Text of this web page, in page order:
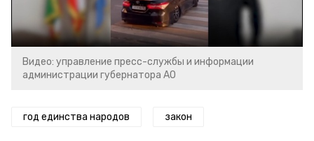
Video
Видео: управление пресс-службы и информации
администрации губернатора АО
год единства народов закон